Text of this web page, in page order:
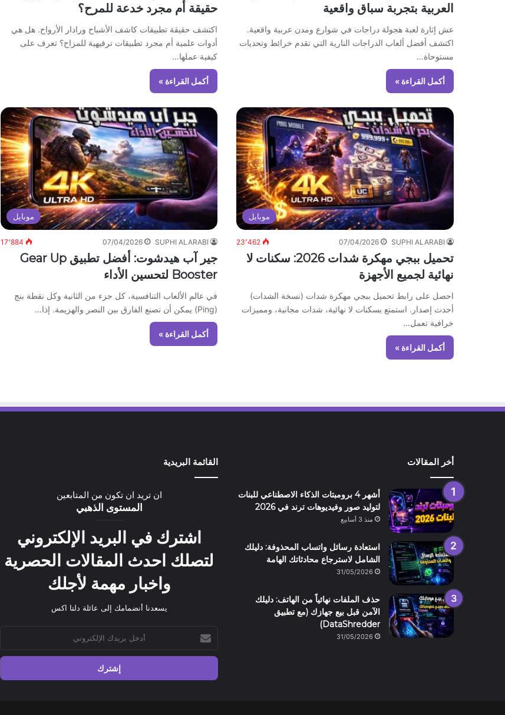
العربية بتجربة سباق واقعية
عش إثارة لعبة هجولة دراجات في شوارع ومدن عربية واقعية.
اكتشف أفضل ألعاب الدراجات النارية التي تقدم خرائط وتحديات
مستوحاة…
أكمل القراءة »
حقيقة أم مجرد خدعة للمرح؟
اكتشف حقيقة تطبيقات كاشف الأشباح ورادار الأرواح. هل هي
أدوات علمية أم مجرد تطبيقات ترفيهية للمزاح؟ تعرف على
كيفية عملها…
أكمل القراءة »
موبايل
SUPHI ALARABI
07/04/2026 23٬462
تحميل ببجي مهكرة شدات 2026: سكنات لا
نهائية لجميع الأجهزة
احصل على رابط تحميل ببجي مهكرة شدات (نسخة الشدات)
أحدث إصدار. استمتع بسكنات لا نهائية، شدات مجانية، ومميزات
خرافية تعمل…
أكمل القراءة »
موبايل
SUPHI ALARABI
07/04/2026 17٬884
جير آب هيدشوت: أفضل تطبيق Gear Up
Booster لتحسين الأداء
في عالم الألعاب التنافسية، كل جزء من الثانية وكل نقطة بنج
(Ping) يمكن أن تصنع الفارق بين النصر والهزيمة. إذا…
أكمل القراءة »
أخر المقالات
أشهر 4 برومبتات الذكاء الاصطناعي للبنات
لتوليد صور وفيديوهات ترند في 2026
منذ 3 أسابيع
استعادة رسائل واتساب المحذوفة: دليلك
الشامل لاسترجاع محادثاتك الهامة
31/05/2026
حذف الملفات نهائياً من الهاتف: دليلك
الآمن قبل بيع جهازك (مع تطبيق
DataShredder)
31/05/2026
القائمة البريدية
ان تريد ان تكون من المتابعين
المستوى الذهبي
اشترك في البريد الإلكتروني
لتصلك احدث المقالات الحصرية
واخبار مهمة لأجلك
يسعدنا أنضمامك إلى عائلة دلتا اكس
بريدك
الإلكتروني